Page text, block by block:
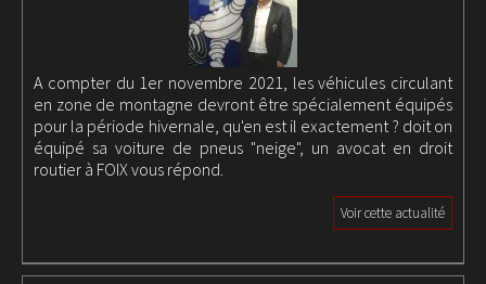
A compter du 1er novembre 2021, les véhicules circulant
en zone de montagne devront être spécialement équipés
pour la période hivernale, qu'en est il exactement ? doit on
équipé sa voiture de pneus "neige", un avocat en droit
routier à FOIX vous répond.
Voir cette actualité